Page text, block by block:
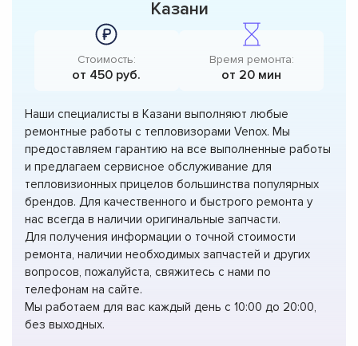
Казани
Стоимость:
от 450 руб.
Время ремонта:
от 20 мин
Наши специалисты в Казани выполняют любые
ремонтные работы с тепловизорами Venox. Мы
предоставляем гарантию на все выполненные работы
и предлагаем сервисное обслуживание для
тепловизионных прицелов большинства популярных
брендов. Для качественного и быстрого ремонта у
нас всегда в наличии оригинальные запчасти.
Для получения информации о точной стоимости
ремонта, наличии необходимых запчастей и других
вопросов, пожалуйста, свяжитесь с нами по
телефонам на сайте.
Мы работаем для вас каждый день с 10:00 до 20:00,
без выходных.